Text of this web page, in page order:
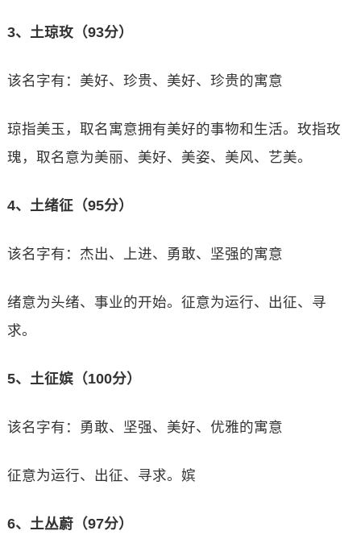
3、土琼玫（93分）
该名字有：美好、珍贵、美好、珍贵的寓意
琼指美玉，取名寓意拥有美好的事物和生活。玫指玫
瑰，取名意为美丽、美好、美姿、美风、艺美。
4、土绪征（95分）
该名字有：杰出、上进、勇敢、坚强的寓意
绪意为头绪、事业的开始。征意为运行、出征、寻
求。
5、土征嫔（100分）
该名字有：勇敢、坚强、美好、优雅的寓意
征意为运行、出征、寻求。嫔
6、土丛蔚（97分）